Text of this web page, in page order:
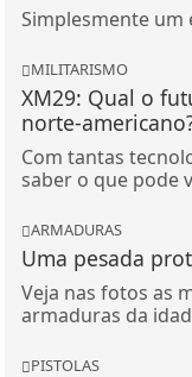
Simplesmente um
MILITARISMO
XM29: Qual o
norte-
Com tantas
saber o que pode
ARMADURAS
Uma pesada
Veja nas fotos as
armaduras da
PISTOLAS